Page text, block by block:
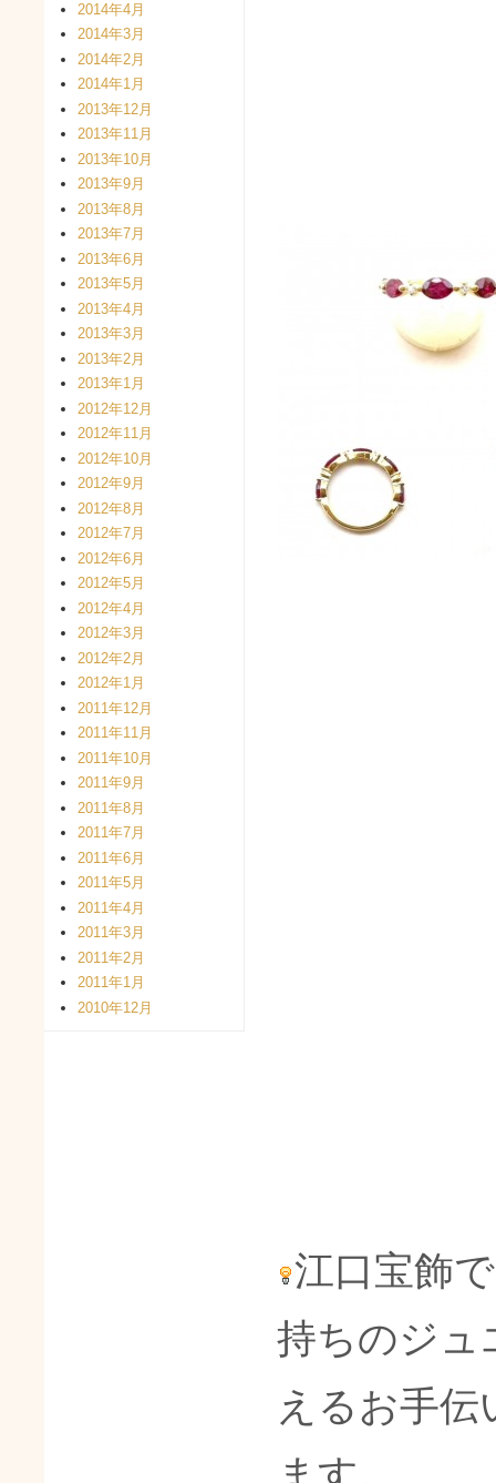
江口宝飾
持ちのジュ
えるお手
2014年4月
2014年3月
2014年2月
2014年1月
2013年12月
2013年11月
2013年10月
2013年9月
2013年8月
2013年7月
2013年6月
2013年5月
2013年4月
2013年3月
2013年2月
2013年1月
2012年12月
2012年11月
2012年10月
2012年9月
2012年8月
2012年7月
2012年6月
2012年5月
2012年4月
2012年3月
2012年2月
2012年1月
2011年12月
2011年11月
2011年10月
2011年9月
2011年8月
2011年7月
2011年6月
2011年5月
2011年4月
2011年3月
2011年2月
2011年1月
2010年12月